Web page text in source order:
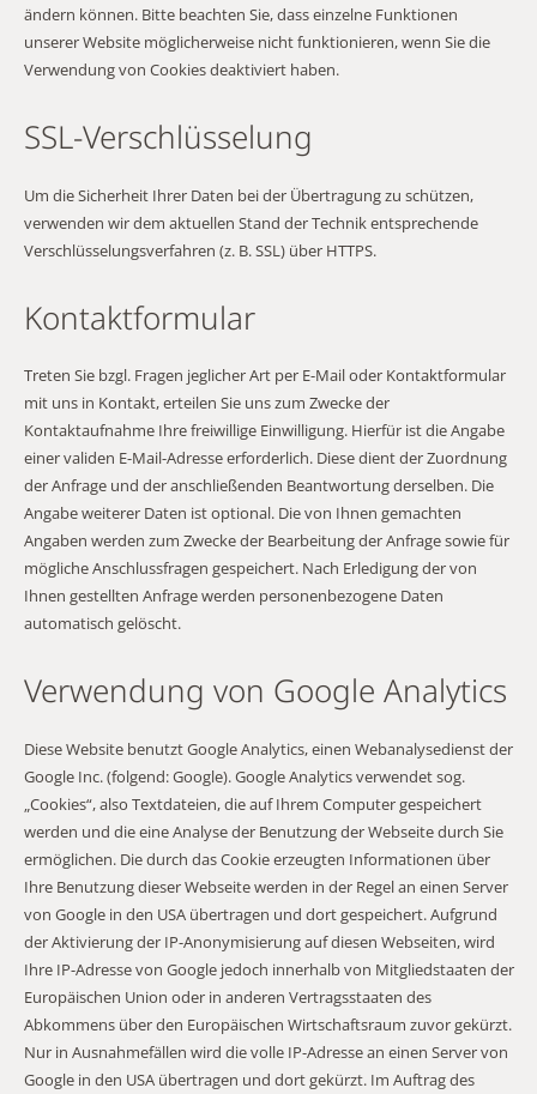
ändern können. Bitte beachten Sie, dass einzelne Funktionen
unserer Website möglicherweise nicht funktionieren, wenn Sie die
Verwendung von Cookies deaktiviert haben.
SSL-Verschlüsselung
Um die Sicherheit Ihrer Daten bei der Übertragung zu schützen,
verwenden wir dem aktuellen Stand der Technik entsprechende
Verschlüsselungsverfahren (z. B. SSL) über HTTPS.
Kontaktformular
Treten Sie bzgl. Fragen jeglicher Art per E-Mail oder Kontaktformular
mit uns in Kontakt, erteilen Sie uns zum Zwecke der
Kontaktaufnahme Ihre freiwillige Einwilligung. Hierfür ist die Angabe
einer validen E-Mail-Adresse erforderlich. Diese dient der Zuordnung
der Anfrage und der anschließenden Beantwortung derselben. Die
Angabe weiterer Daten ist optional. Die von Ihnen gemachten
Angaben werden zum Zwecke der Bearbeitung der Anfrage sowie für
mögliche Anschlussfragen gespeichert. Nach Erledigung der von
Ihnen gestellten Anfrage werden personenbezogene Daten
automatisch gelöscht.
Verwendung von Google Analytics
Diese Website benutzt Google Analytics, einen Webanalysedienst der
Google Inc. (folgend: Google). Google Analytics verwendet sog.
„Cookies“, also Textdateien, die auf Ihrem Computer gespeichert
werden und die eine Analyse der Benutzung der Webseite durch Sie
ermöglichen. Die durch das Cookie erzeugten Informationen über
Ihre Benutzung dieser Webseite werden in der Regel an einen Server
von Google in den USA übertragen und dort gespeichert. Aufgrund
der Aktivierung der IP-Anonymisierung auf diesen Webseiten, wird
Ihre IP-Adresse von Google jedoch innerhalb von Mitgliedstaaten der
Europäischen Union oder in anderen Vertragsstaaten des
Abkommens über den Europäischen Wirtschaftsraum zuvor gekürzt.
Nur in Ausnahmefällen wird die volle IP-Adresse an einen Server von
Google in den USA übertragen und dort gekürzt. Im Auftrag des